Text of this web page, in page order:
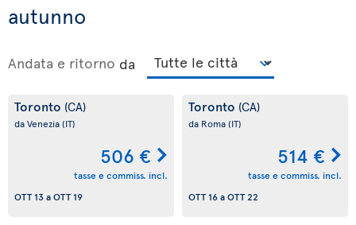
autunno
Andata e ritorno da
Toronto (CA)
da Venezia(IT)
506 €
tasse e commiss. incl.
OTT 13aOTT 19
Toronto (CA)
da Roma(IT)
514 €
tasse e commiss. incl.
OTT 16aOTT 22